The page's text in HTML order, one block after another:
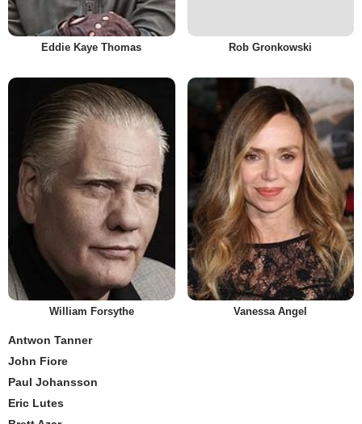
Eddie Kaye Thomas Rob Gronkowski
William Forsythe Vanessa Angel
Antwon Tanner
John Fiore
Paul Johansson
Eric Lutes